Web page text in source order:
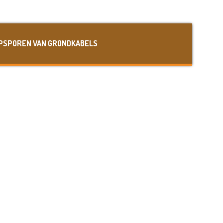
VAN GRONDKABELS